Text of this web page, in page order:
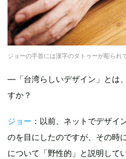
ジョーの手首には漢字のタトゥーが彫られ
—「台湾らしいデザイン」とは
すか？
ジョー ：以前、ネットでデザイ
のを目にしたのですが、その時
について「野性的」と説明して